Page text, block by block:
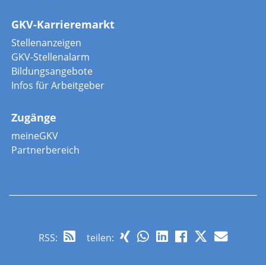
GKV-Karrieremarkt
Stellenanzeigen
GKV-Stellenalarm
Bildungsangebote
Infos für Arbeitgeber
Zugänge
meineGKV
Partnerbereich
RSS: teilen: